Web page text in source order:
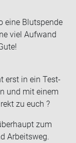
eine Blutspende
viel Aufwand
erst in ein Test­
und mit einem
zu euch ?
zum
Ar­beits­weg.